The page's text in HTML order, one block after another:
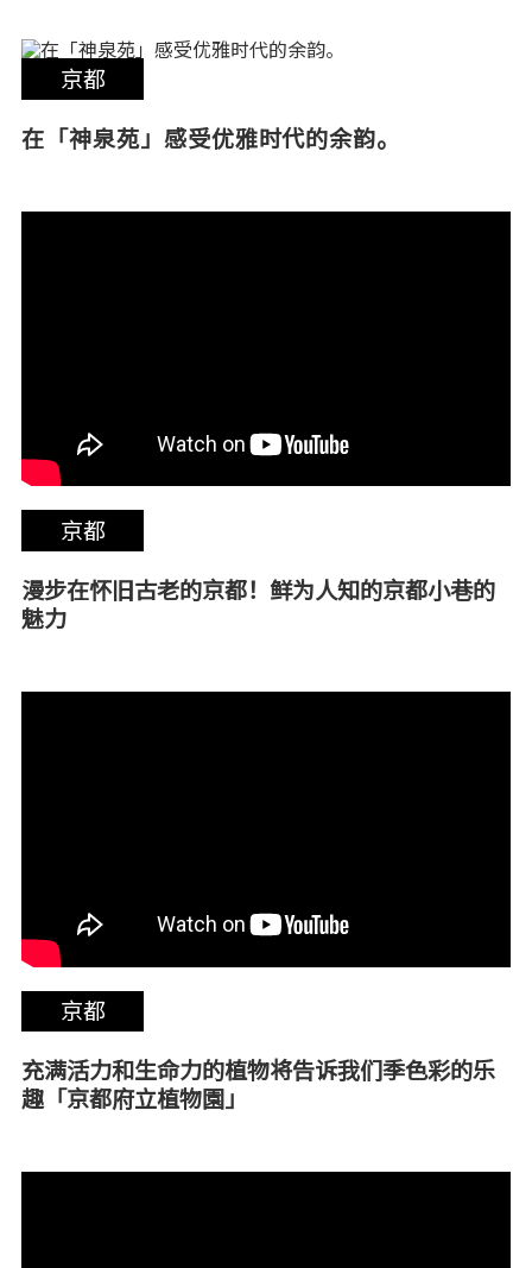
京都
在「神泉苑」感受优雅时代的余韵。
京都
漫步在怀旧古老的京都！鲜为人知的京都小巷的
魅力
京都
充满活力和生命力的植物将告诉我们季色彩的乐
趣「京都府立植物園」